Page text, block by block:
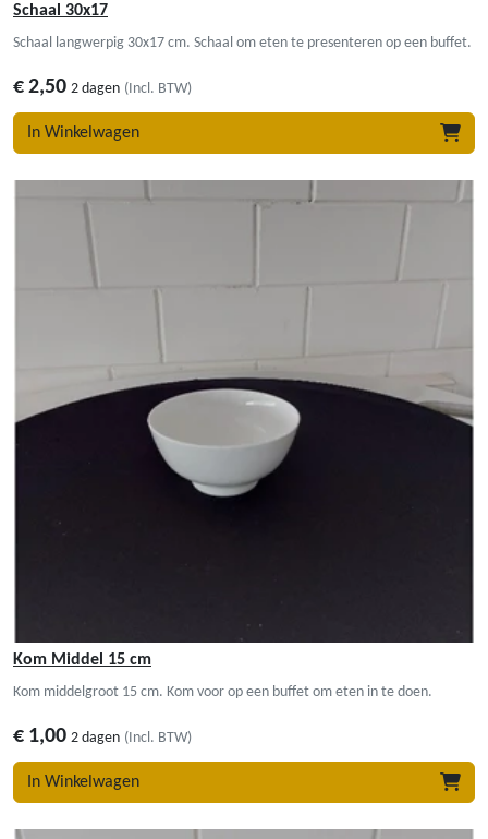
Schaal 30x17
Schaal langwerpig 30x17 cm. Schaal om eten te presenteren op een buffet.
€ 2,50 2 dagen (Incl. BTW)
In Winkelwagen
Kom Middel 15 cm
Kom middelgroot 15 cm. Kom voor op een buffet om eten in te doen.
€ 1,00 2 dagen (Incl. BTW)
In Winkelwagen